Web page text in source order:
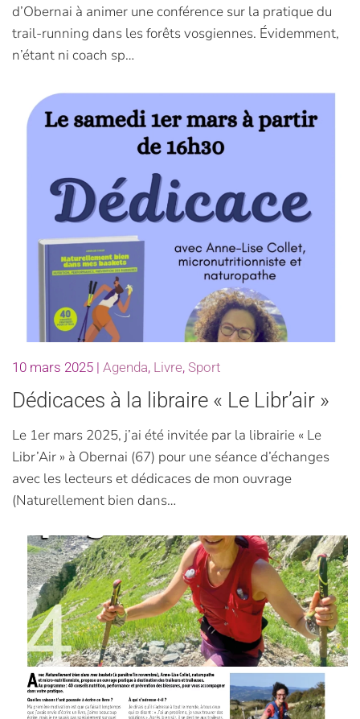
d’Obernai à animer une conférence sur la pratique du
trail-running dans les forêts vosgiennes. Évidemment,
n’étant ni coach sp…
10 mars 2025 | Agenda, Livre, Sport
Dédicaces à la libraire « Le Libr’air »
Le 1er mars 2025, j’ai été invitée par la librairie « Le
Libr’Air » à Obernai (67) pour une séance d’échanges
avec les lecteurs et dédicaces de mon ouvrage
(Naturellement bien dans…